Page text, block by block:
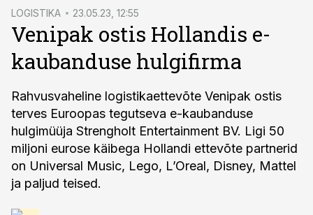
LOGISTIKA 23.05.23, 12:55
Venipak ostis Hollandis e-
kaubanduse hulgifirma
Rahvusvaheline logistikaettevõte Venipak ostis
terves Euroopas tegutseva e-kaubanduse
hulgimüüja Strengholt Entertainment BV. Ligi 50
miljoni eurose käibega Hollandi ettevõte partnerid
on Universal Music, Lego, L’Oreal, Disney, Mattel
ja paljud teised.